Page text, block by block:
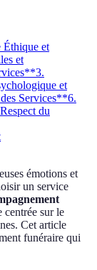
Éthique et
et
3.
et
Services**6.
du
émotions et
un service
centrée sur le
Cet article
funéraire qui